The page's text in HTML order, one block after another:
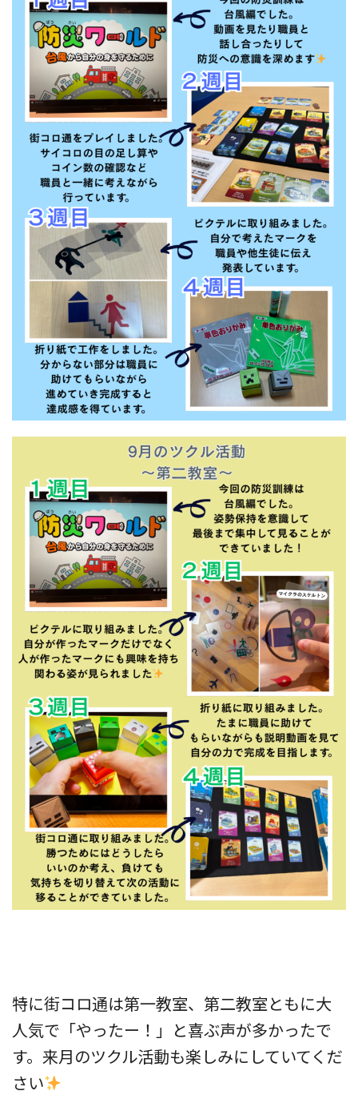
特に街コロ通は第一教室、第二教室ともに大
人気で「やったー！」と喜ぶ声が多かったで
す。来月のツクル活動も楽しみにしていてくだ
さい